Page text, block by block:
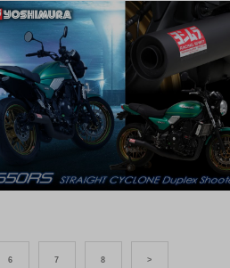
6 7 8 >